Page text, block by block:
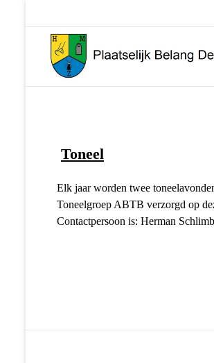
Toneel
Elk jaar worden
Toneelgroep ABTB verzorgd op
Contactpersoon is: Herman